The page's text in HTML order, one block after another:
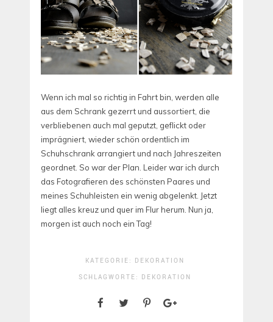
Wenn ich mal so richtig in Fahrt bin, werden alle
aus dem Schrank gezerrt und aussortiert, die
verbliebenen auch mal geputzt, geflickt oder
imprägniert, wieder schön ordentlich im
Schuhschrank arrangiert und nach Jahreszeiten
geordnet. So war der Plan. Leider war ich durch
das Fotografieren des schönsten Paares und
meines Schuhleisten ein wenig abgelenkt. Jetzt
liegt alles kreuz und quer im Flur herum. Nun ja,
morgen ist auch noch ein Tag!
KATEGORIE: DEKORATION
SCHLAGWORTE: DEKORATION